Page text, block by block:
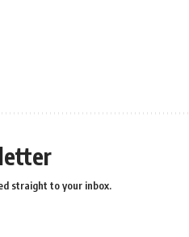
straight to your inbox.